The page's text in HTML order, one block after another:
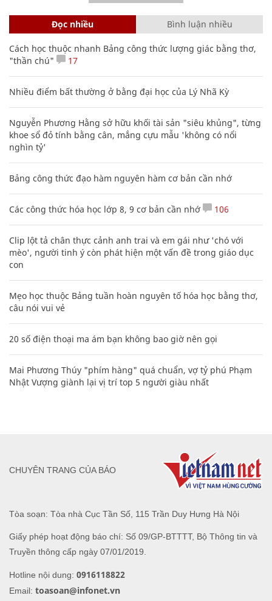
Đọc nhiều Bình luận nhiều
Cách học thuộc nhanh Bảng công thức lượng giác bằng thơ,
"thần chú"
17
Nhiều điểm bất thường ở bằng đại học của Lý Nhã Kỳ
Nguyễn Phương Hằng sở hữu khối tài sản "siêu khủng", từng
khoe sổ đỏ tính bằng cân, mắng cựu mẫu 'không có nổi
nghìn tỷ'
Bảng công thức đạo hàm nguyên hàm cơ bản cần nhớ
Các công thức hóa học lớp 8, 9 cơ bản cần nhớ 106
Clip lột tả chân thực cảnh anh trai và em gái như 'chó với
mèo', người tinh ý còn phát hiện một vấn đề trong giáo dục
con
Mẹo học thuộc Bảng tuần hoàn nguyên tố hóa học bằng thơ,
câu nói vui vẻ
20 số điện thoại ma ám bạn không bao giờ nên gọi
Mai Phương Thúy "phím hàng" quá chuẩn, vợ tỷ phú Phạm
Nhật Vượng giành lại vị trí top 5 người giàu nhất
Tòa soạn: Tòa nhà Cục Tần Số, 115 Trần Duy Hưng Hà Nội
Giấy phép hoạt động báo chí: Số 09/GP-BTTTT, Bộ Thông tin và
Truyền thông cấp ngày 07/01/2019.
Hotline nội dung: 0916118822
Email: toasoan@infonet.vn
CHUYÊN TRANG CỦA BÁO